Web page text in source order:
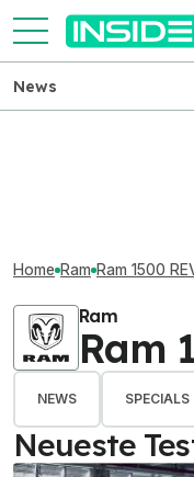
News
Home Ram Ram 1500
Ram
Ram
NEWS SPECIALS
Neueste